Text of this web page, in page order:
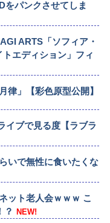
をパンクさせてしま
ARTS「ソフィア・
エディション」フィ
律」【彩色原型公開】
イブで見る度【ラブラ
いで無性に食いたくな
ット老人会ｗｗｗ こ
？ NEW!